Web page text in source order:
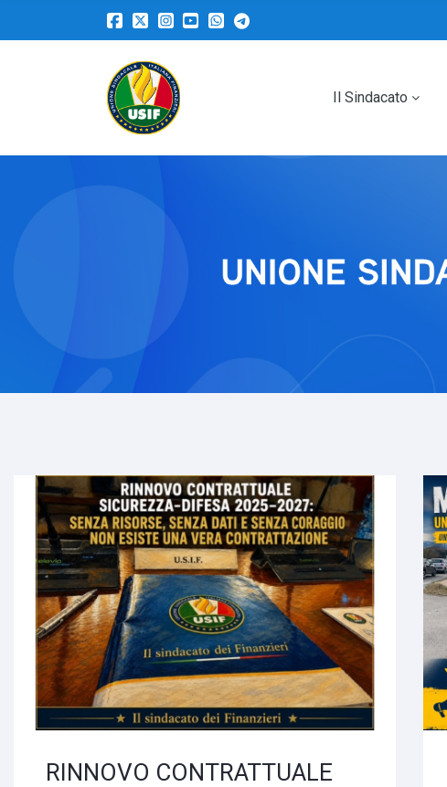
Il Sindacato
RINNOVO CONTRATTUALE